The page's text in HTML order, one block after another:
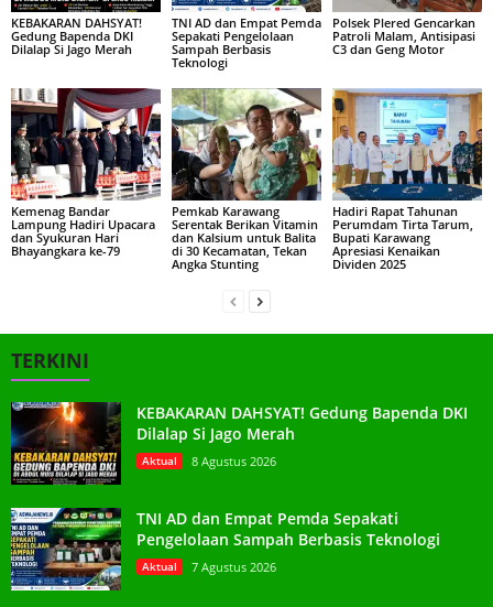
KEBAKARAN DAHSYAT!
Gedung Bapenda DKI
Dilalap Si Jago Merah
TNI AD dan Empat Pemda
Sepakati Pengelolaan
Sampah Berbasis
Teknologi
Polsek Plered Gencarkan
Patroli Malam, Antisipasi
C3 dan Geng Motor
Kemenag Bandar
Lampung Hadiri Upacara
dan Syukuran Hari
Bhayangkara ke-79
Pemkab Karawang
Serentak Berikan Vitamin
dan Kalsium untuk Balita
di 30 Kecamatan, Tekan
Angka Stunting
Hadiri Rapat Tahunan
Perumdam Tirta Tarum,
Bupati Karawang
Apresiasi Kenaikan
Dividen 2025
TERKINI
KEBAKARAN DAHSYAT! Gedung Bapenda DKI
Dilalap Si Jago Merah
Aktual 8 Agustus 2026
TNI AD dan Empat Pemda Sepakati
Pengelolaan Sampah Berbasis Teknologi
Aktual 7 Agustus 2026